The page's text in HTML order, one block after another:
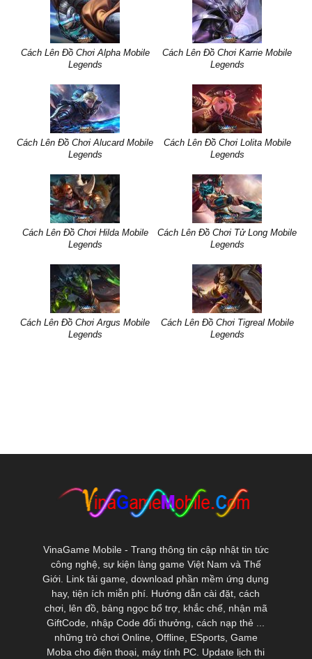
Cách Lên Đồ Chơi Alpha Mobile
Legends
Cách Lên Đồ Chơi Karrie Mobile
Legends
Cách Lên Đồ Chơi Alucard Mobile
Legends
Cách Lên Đồ Chơi Lolita Mobile
Legends
Cách Lên Đồ Chơi Hilda Mobile
Legends
Cách Lên Đồ Chơi Tử Long Mobile
Legends
Cách Lên Đồ Chơi Argus Mobile
Legends
Cách Lên Đồ Chơi Tigreal Mobile
Legends
VinaGame Mobile - Trang thông tin cập nhật tin tức
công nghệ, sự kiện làng game Việt Nam và Thế
Giới. Link tải game, download phần mềm ứng dụng
hay, tiện ích miễn phí. Hướng dẫn cài đặt, cách
chơi, lên đồ, bảng ngọc bổ trợ, khắc chế, nhận mã
GiftCode, nhập Code đổi thưởng, cách nạp thẻ ...
những trò chơi Online, Offline, ESports, Game
Moba cho điện thoại, máy tính PC. Update lịch thi